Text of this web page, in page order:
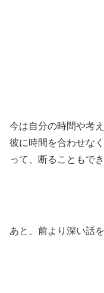
今は自分の時間や考
彼に時間を合わせな
って、断ることもで
あと、前より深い話